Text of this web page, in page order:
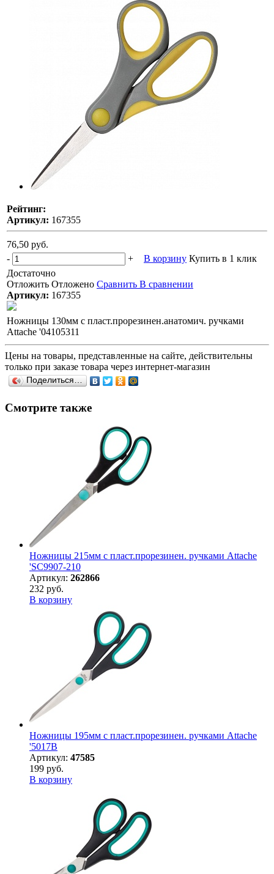
Рейтинг:
Артикул: 167355
76,50 руб.
-
+ В корзину Купить в 1 клик
Достаточно
Отложить Отложено Сравнить В сравнении
Артикул: 167355
Ножницы 130мм с пласт.прорезинен.анатомич. ручками
Attache '04105311
Цены на товары, представленные на сайте, действительны
только при заказе товара через интернет-магазин
Поделиться…
Смотрите также
Ножницы 215мм с пласт.прорезинен. ручками Attache
'SC9907-210
Артикул: 262866
232 руб.
В корзину
Ножницы 195мм с пласт.прорезинен. ручками Attache
'5017B
Артикул: 47585
199 руб.
В корзину